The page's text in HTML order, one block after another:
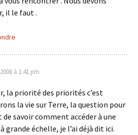
il le faut .
à 1:41 pm
la priorité des priorités c’est
la vie sur Terre, la question pour
de savoir comment accéder à une
grande échelle, je l’ai déjà dit ici.